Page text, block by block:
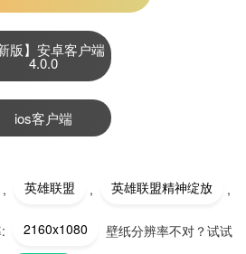
新版】安卓客户端
4.0.0
ios客户端
, 英雄联盟 , 英雄联盟精神绽放 ,
2160x1080 壁纸分辨率不对？试试